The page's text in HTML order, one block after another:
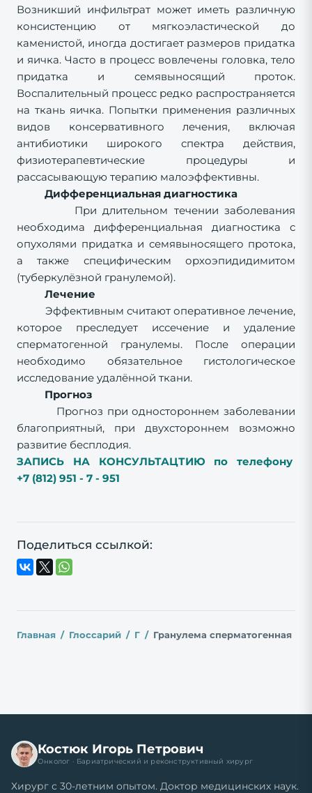
Возникший инфильтрат может иметь различную
консистенцию от мягкоэластической до
каменистой, иногда достигает размеров придатка
и яичка. Часто в процесс вовлечены головка, тело
придатка и семявыносящий проток.
Воспалительный процесс редко распространяется
на ткань яичка. Попытки применения различных
видов консервативного лечения, включая
антибиотики широкого спектра действия,
физиотерапевтические процедуры и
рассасывающую терапию малоэффективны.
Дифференциальная диагностика
При длительном течении заболевания
необходима дифференциальная диагностика с
опухолями придатка и семявыносящего протока,
а также специфическим орхоэпидидимитом
(туберкулёзной гранулемой).
Лечение
Эффективным считают оперативное лечение,
которое преследует иссечение и удаление
сперматогенной гранулемы. После операции
необходимо обязательное гистологическое
исследование удалённой ткани.
Прогноз
Прогноз при одностороннем заболевании
благоприятный, при двухстороннем возможно
развитие бесплодия.
ЗАПИСЬ НА КОНСУЛЬТАЦТИЮ по телефону
+7 (812) 951 - 7 - 951
Поделиться ссылкой:
Главная Глоссарий Г Гранулема сперматогенная
Костюк Игорь Петрович
Онколог · Бариатрический и реконструктивный хирург
Хирург с 30-летним опытом. Доктор медицинских наук.